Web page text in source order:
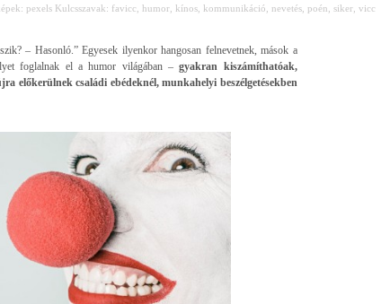
pexels Kulcsszavak: favicc humor, kínos, kommunikáció nevetés, poén siker, vicc
– Hasonló.” Egyesek ilyenkor hangosan felnevetnek, mások a
foglalnak el a humor világában –gyakran kiszámíthatóak,
előkerülnek családi ebédeknél, munkahelyi beszélgetésekben